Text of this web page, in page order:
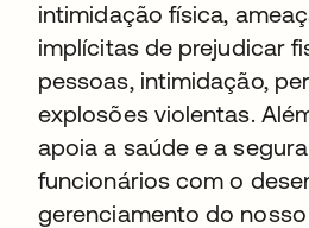
intimidação física,
implícitas de prejudicar
pessoas, intimidação,
explosões violentas.
apoia a saúde e a
funcionários com o
gerenciamento do